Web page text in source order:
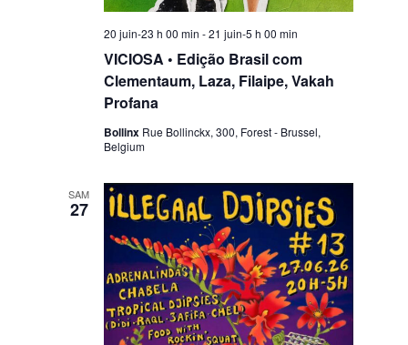
t
i
VICIOSA • Edição Brasil com
Clementaum, Laza, Filaipe, Vakah
Profana
20 juin-23 h 00 min -21 juin-5 h 00 min
Bollinx Rue Bollinckx, 300, Forest - Brussel,
Belgium
SAM
27